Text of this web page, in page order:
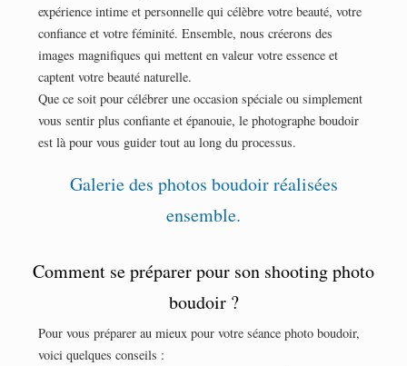
expérience intime et personnelle qui célèbre votre beauté, votre
confiance et votre féminité. Ensemble, nous créerons des
images magnifiques qui mettent en valeur votre essence et
captent votre beauté naturelle.
Que ce soit pour célébrer une occasion spéciale ou simplement
vous sentir plus confiante et épanouie, le photographe boudoir
est là pour vous guider tout au long du processus.
Galerie des photos boudoir réalisées
ensemble.
Comment se préparer pour son shooting photo
boudoir ?
Pour vous préparer au mieux pour votre séance photo boudoir,
voici quelques conseils :